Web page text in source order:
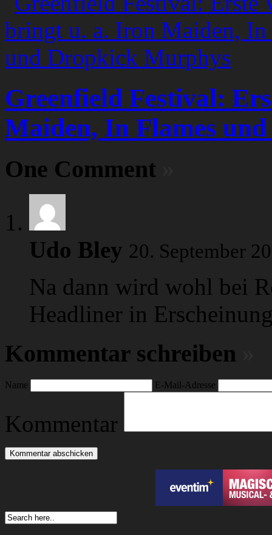
Greenfield Festival:
Maiden, In Flames
One Comment
Udo Bley 20. September
Na dann wird wohl bei
Headliner in
Kommentar schreiben
Name E-Mail-Adresse
Kommentar